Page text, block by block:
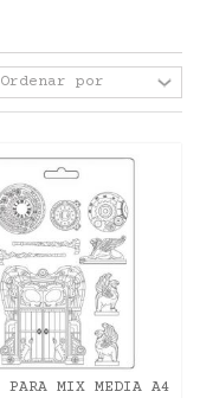
PARA MIX MEDIA A4